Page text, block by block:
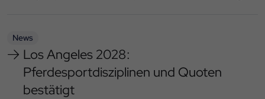
News
Los Angeles 2028:
Pferdesportdisziplinen und Quoten
bestätigt